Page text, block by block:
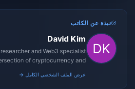
نبذة عن الكاتب
David Kim
and Web3 specialist
of cryptocurrency and
عرض الملف الشخصي الكامل →